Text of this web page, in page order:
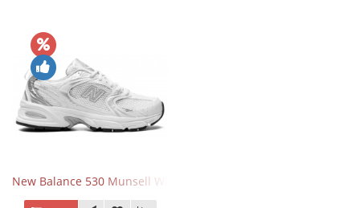
New Balance 530 Munsell White Silver